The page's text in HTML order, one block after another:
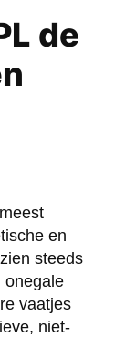
de
en
steeds
onegale
vaatjes
niet-